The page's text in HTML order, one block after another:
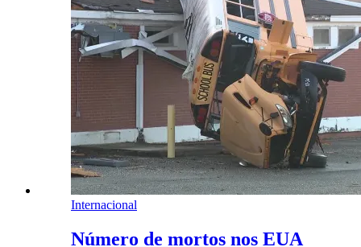
Internacional
Número de mortos nos EUA